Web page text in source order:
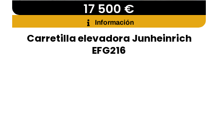
17 500 €
Información
Carretilla elevadora Junheinrich
EFG216